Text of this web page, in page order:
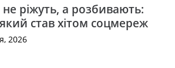
ріжуть, а розбивають:
який став хітом соцмереж
2026